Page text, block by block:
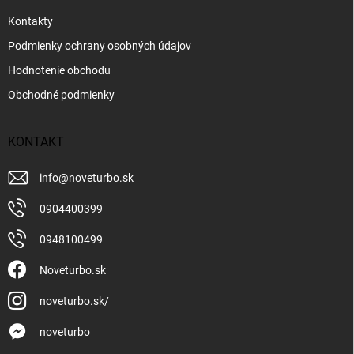
Kontakty
Podmienky ochrany osobných údajov
Hodnotenie obchodu
Obchodné podmienky
KONTAKT
info@noveturbo.sk
0904400399
0948100499
Noveturbo.sk
noveturbo.sk/
noveturbo